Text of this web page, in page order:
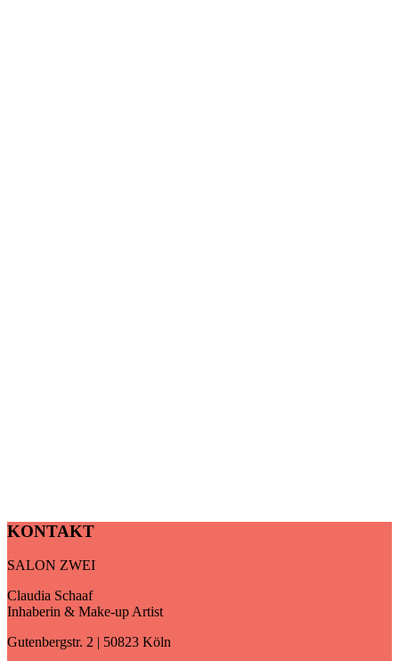
KONTAKT
SALON ZWEI
Claudia Schaaf
Inhaberin & Make-up Artist
Gutenbergstr. 2 | 50823 Köln